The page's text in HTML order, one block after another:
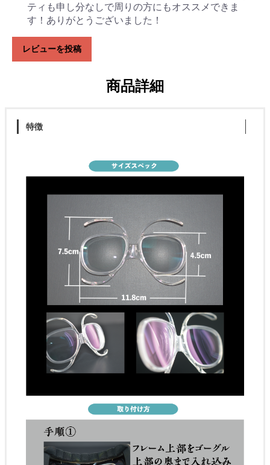
ティも申し分なしで周りの方にもオススメできま
す！ありがとうございました！
レビューを投稿
商品詳細
特徴